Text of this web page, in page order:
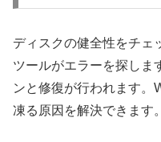
ディスクの健全性をチェ
ツールがエラーを探しま
ンと修復が行われます。
凍る原因を解決できます。